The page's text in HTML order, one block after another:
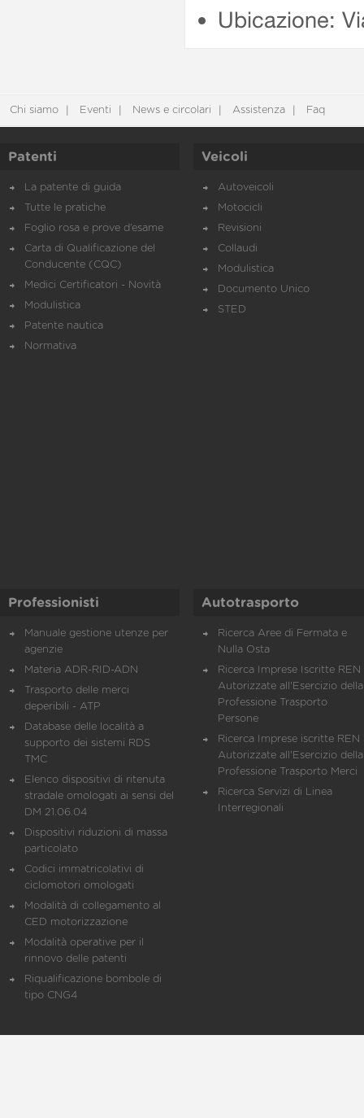
Ubicazione:
Chi siamo Eventi News e circolari Assistenza Faq
Patenti
La patente di guida
Tutte le pratiche
Foglio rosa e prove d’esame
Carta di Qualificazione del
Conducente (CQC)
Medici Certificatori - Novità
Modulistica
Patente nautica
Normativa
Veicoli
Autoveicoli
Motocicli
Revisioni
Collaudi
Modulistica
Documento Unico
STED
Professionisti
Manuale gestione utenze per
agenzie
Materia ADR-RID-ADN
Trasporto delle merci
deperibili - ATP
Database delle località a
supporto dei sistemi RDS
TMC
Elenco dispositivi di ritenuta
stradale omologati ai sensi del
DM 21.06.04
Dispositivi riduzioni di massa
particolato
Codici immatricolativi di
ciclomotori omologati
Modalità di collegamento al
CED motorizzazione
Modalità operative per il
rinnovo delle patenti
Riqualificazione bombole di
tipo CNG4
Autotrasporto
Ricerca Aree di Fermata e
Nulla Osta
Ricerca Imprese Iscritte REN
Autorizzate all'Esercizio della
Professione Trasporto
Persone
Ricerca Imprese iscritte REN
Autorizzate all'Esercizio della
Professione Trasporto Merci
Ricerca Servizi di Linea
Interregionali